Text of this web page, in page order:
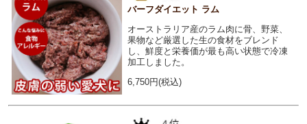
バーフダイエット ラム
オーストラリア産のラム肉に骨、野菜、
果物など厳選した生の食材をブレンド
し、鮮度と栄養価が最も高い状態で冷凍
加工しました。
6,750円(税込)